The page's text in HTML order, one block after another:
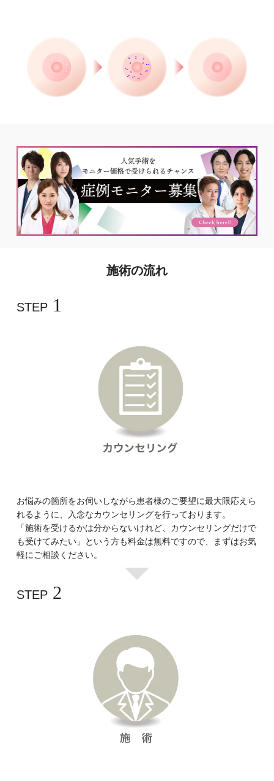
施術の流れ
STEP1
お悩みの箇所をお伺いしながら患者様のご要望に最大限応えら
れるように、入念なカウンセリングを行っております。
「施術を受けるかは分からないけれど、カウンセリングだけで
も受けてみたい」という方も料金は無料ですので、まずはお気
軽にご相談ください。
STEP2